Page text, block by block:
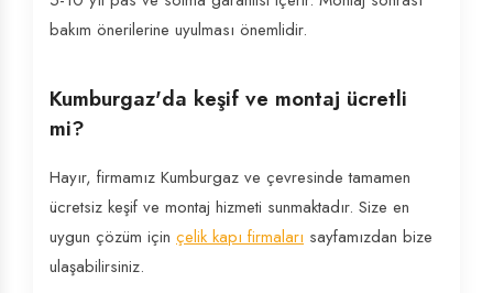
bakım önerilerine uyulması önemlidir.
Kumburgaz'da keşif ve montaj ücretli
mi?
Hayır, firmamız Kumburgaz ve çevresinde tamamen
ücretsiz keşif ve montaj hizmeti sunmaktadır. Size en
uygun çözüm için çelik kapı firmaları sayfamızdan bize
ulaşabilirsiniz.